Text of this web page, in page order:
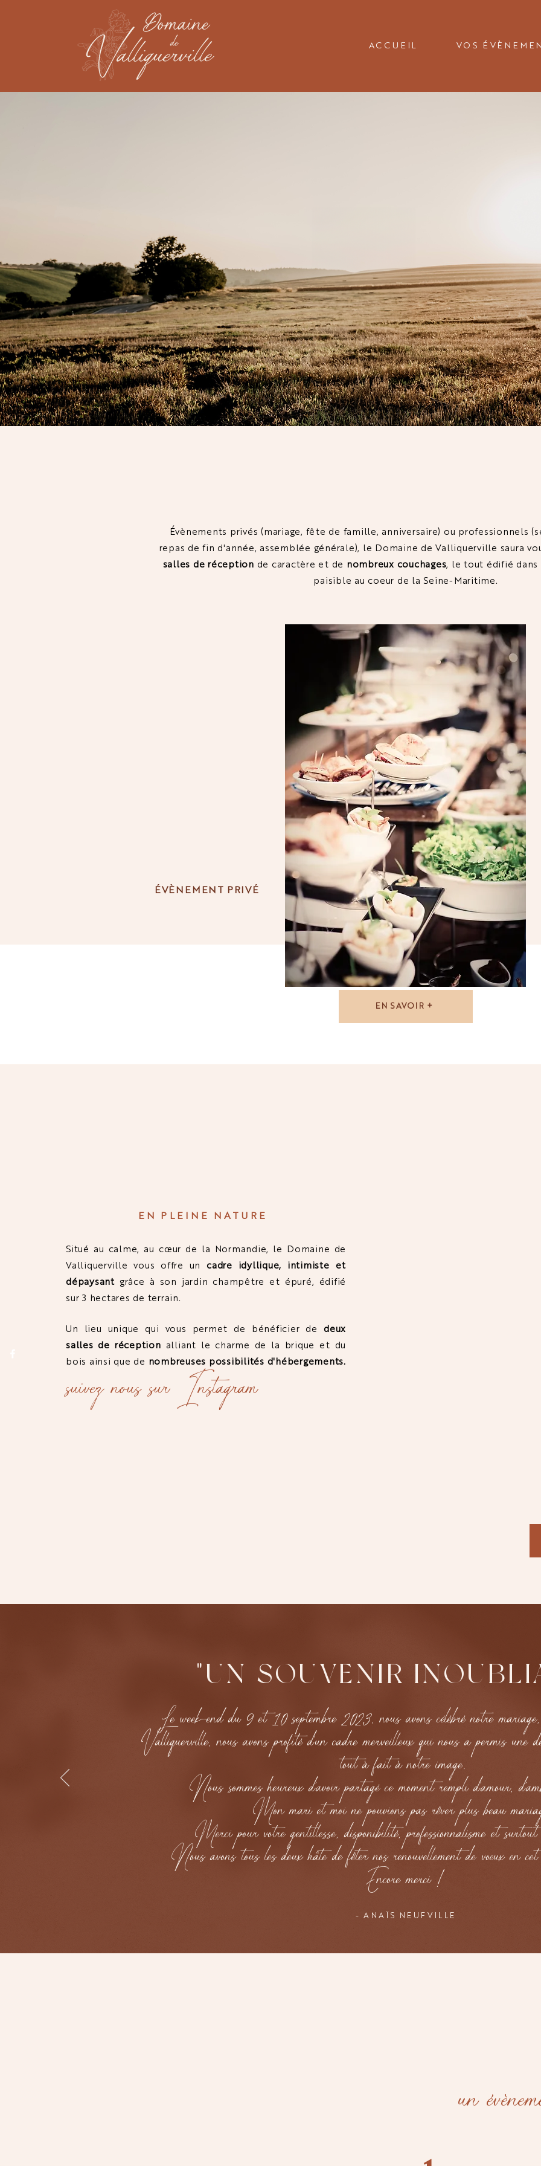
ACCUEIL VOS
ÉVÈNEMENT PRIVÉ ÉVÈNEMENT PROFESSIONNEL
Évènements privés (mariage, fête de famille, anniversaire) ou professionnels
repas de fin d'année, assemblée générale), le Domaine de Valliquerville saura
salles de réception de caractère et de nombreux couchages, le tout édifié
paisible au coeur de la Seine-Maritime.
EN SAVOIR +
EN PLEINE NATURE
Situé au calme, au cœur de la Normandie, le Domaine de
Valliquerville vous offre uncadre idyllique, intimiste et
dépaysantgrâce à son jardin champêtre et épuré, édifié
sur 3 hectares de terrain.
Un lieu unique qui vous permet de bénéficier de deux
salles de réception alliant le charme de la brique et du
bois ainsi que de nombreuses possibilités d'hébergements.
suivez nous sur Instagram
"UN SOUVENIR
Le week-end du 9 et 10 septembre 2023, nous avons célébré notre
Valliquerville, nous avons profité d’un cadre merveilleux qui nous a permis une
tout à fait à notre image.
Nous sommes heureux d’avoir partagé ce moment rempli d’amour,
Mon mari et moi ne pouvions pas rêver plus beau
Merci pour votre gentillesse, disponibilité, professionnalisme et
Nous avons tous les deux hâte de fêter nos renouvellement de vœux en
Encore merci !
- ANAÏS NEUFVILLE
un